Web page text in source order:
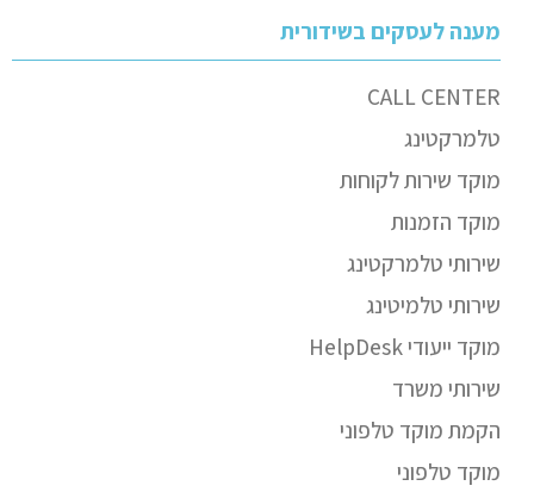
מענה לעסקים בשידורית
CALL CENTER
טלמרקטינג
מוקד שירות לקוחות
מוקד הזמנות
שירותי טלמרקטינג
שירותי טלמיטינג
מוקד ייעודי HelpDesk
שירותי משרד
הקמת מוקד טלפוני
מוקד טלפוני